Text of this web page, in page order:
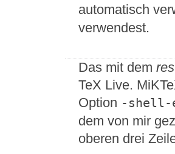
automatisch
verwendest.
Das mit dem
TeX Live.
Option -shell-
dem von mir
oberen drei